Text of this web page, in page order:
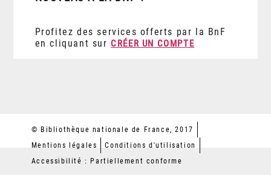
Profitez des services offerts par la BnF
en cliquant sur CRÉER UN COMPTE
© Bibliothèque nationale de France, 2017
Mentions légales
Conditions d'utilisation
Accessibilité : Partiellement conforme